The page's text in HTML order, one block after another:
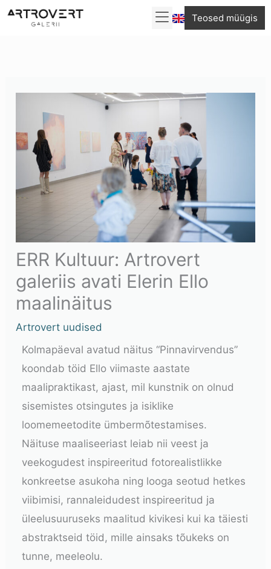
Skip
Teosed müügis
ERR Kultuur: Artrovert
galeriis avati Elerin Ello
maalinäitus
Artrovert uudised
Kolmapäeval avatud näitus “Pinnavirvendus”
koondab töid Ello viimaste aastate
maalipraktikast, ajast, mil kunstnik on olnud
sisemistes otsingutes ja isiklike
loomemeetodite ümbermõtestamises.
Näituse maaliseeriast leiab nii veest ja
veekogudest inspireeritud fotorealistlikke
konkreetse asukoha ning looga seotud hetkes
viibimisi, rannaleidudest inspireeritud ja
üleelusuuruseks maalitud kivikesi kui ka täiesti
abstraktseid töid, mille ainsaks tõukeks on
tunne, meeleolu.